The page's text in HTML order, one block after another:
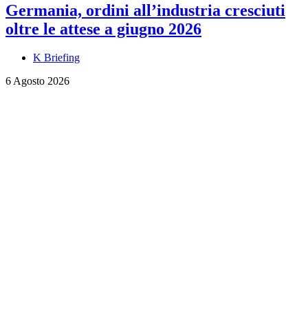
Germania, ordini all’industria cresciuti
oltre le attese a giugno 2026
K Briefing
6 Agosto 2026